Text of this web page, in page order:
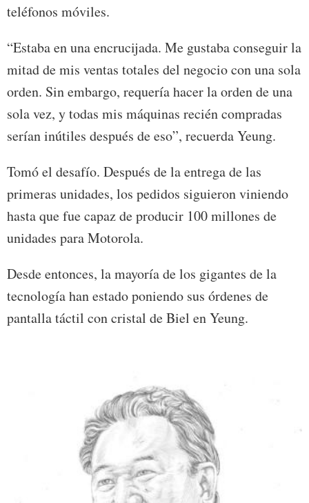
teléfonos móviles.
“Estaba en una encrucijada. Me gustaba conseguir la
mitad de mis ventas totales del negocio con una sola
orden. Sin embargo, requería hacer la orden de una
sola vez, y todas mis máquinas recién compradas
serían inútiles después de eso”, recuerda Yeung.
Tomó el desafío. Después de la entrega de las
primeras unidades, los pedidos siguieron viniendo
hasta que fue capaz de producir 100 millones de
unidades para Motorola.
Desde entonces, la mayoría de los gigantes de la
tecnología han estado poniendo sus órdenes de
pantalla táctil con cristal de Biel en Yeung.